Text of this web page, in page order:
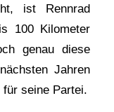
ist Rennrad
100 Kilometer
genau diese
Jahren
seine Partei.